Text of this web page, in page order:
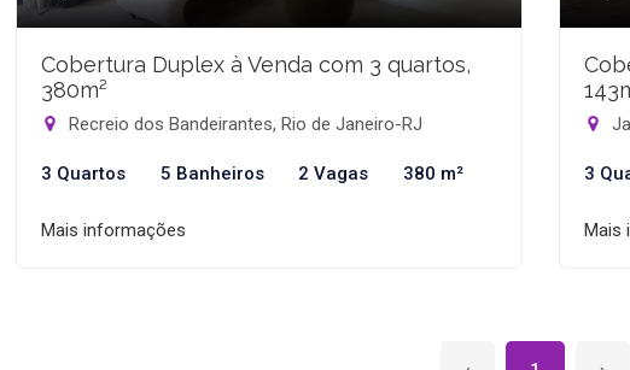
Cobertura Duplex à Venda com 3 quartos,
380m²
Recreio dos Bandeirantes, Rio de Janeiro-RJ
3 Quartos 5 Banheiros 2 Vagas 380 m²
Mais informações
3
Mais